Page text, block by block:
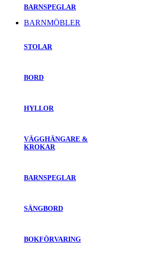
BARNSPEGLAR
BARNMÖBLER
STOLAR
BORD
HYLLOR
VÄGGHÄNGARE &
KROKAR
BARNSPEGLAR
SÄNGBORD
BOKFÖRVARING